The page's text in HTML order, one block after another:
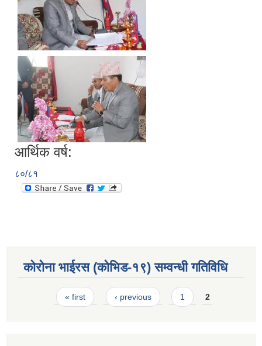
आर्थिक वर्ष:
८०/८१
कोरोना भाईरस (कोभिड-१९) सम्वन्धी गतिविधि
Pages« first ‹ previous 1 2